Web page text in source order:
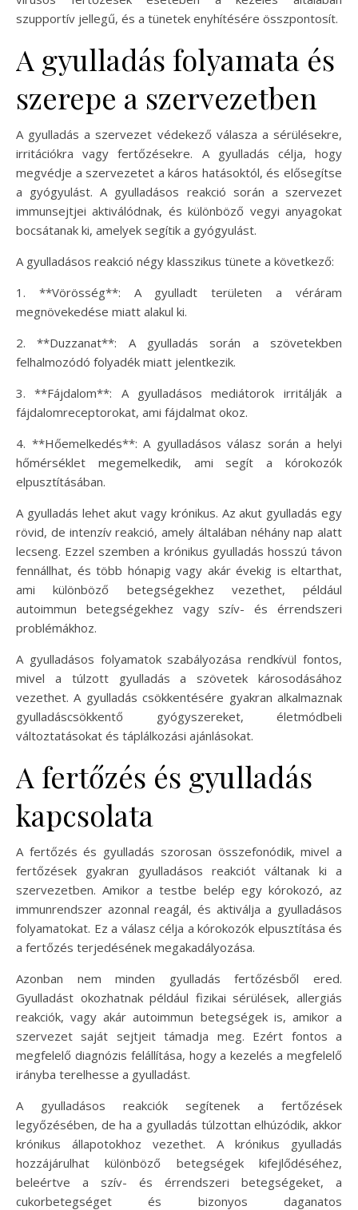
szupportív jellegű, és a tünetek enyhítésére összpontosít.
A gyulladás folyamata és
szerepe a szervezetben
A gyulladás a szervezet védekező válasza a sérülésekre,
irritációkra vagy fertőzésekre. A gyulladás célja, hogy
megvédje a szervezetet a káros hatásoktól, és elősegítse
a gyógyulást. A gyulladásos reakció során a szervezet
immunsejtjei aktiválódnak, és különböző vegyi anyagokat
bocsátanak ki, amelyek segítik a gyógyulást.
A gyulladásos reakció négy klasszikus tünete a következő:
1. **Vörösség**: A gyulladt területen a véráram
megnövekedése miatt alakul ki.
2. **Duzzanat**: A gyulladás során a szövetekben
felhalmozódó folyadék miatt jelentkezik.
3. **Fájdalom**: A gyulladásos mediátorok irritálják a
fájdalomreceptorokat, ami fájdalmat okoz.
4. **Hőemelkedés**: A gyulladásos válasz során a helyi
hőmérséklet megemelkedik, ami segít a kórokozók
elpusztításában.
A gyulladás lehet akut vagy krónikus. Az akut gyulladás egy
rövid, de intenzív reakció, amely általában néhány nap alatt
lecseng. Ezzel szemben a krónikus gyulladás hosszú távon
fennállhat, és több hónapig vagy akár évekig is eltarthat,
ami különböző betegségekhez vezethet, például
autoimmun betegségekhez vagy szív- és érrendszeri
problémákhoz.
A gyulladásos folyamatok szabályozása rendkívül fontos,
mivel a túlzott gyulladás a szövetek károsodásához
vezethet. A gyulladás csökkentésére gyakran alkalmaznak
gyulladáscsökkentő gyógyszereket, életmódbeli
változtatásokat és táplálkozási ajánlásokat.
A fertőzés és gyulladás
kapcsolata
A fertőzés és gyulladás szorosan összefonódik, mivel a
fertőzések gyakran gyulladásos reakciót váltanak ki a
szervezetben. Amikor a testbe belép egy kórokozó, az
immunrendszer azonnal reagál, és aktiválja a gyulladásos
folyamatokat. Ez a válasz célja a kórokozók elpusztítása és
a fertőzés terjedésének megakadályozása.
Azonban nem minden gyulladás fertőzésből ered.
Gyulladást okozhatnak például fizikai sérülések, allergiás
reakciók, vagy akár autoimmun betegségek is, amikor a
szervezet saját sejtjeit támadja meg. Ezért fontos a
megfelelő diagnózis felállítása, hogy a kezelés a megfelelő
irányba terelhesse a gyulladást.
A gyulladásos reakciók segítenek a fertőzések
legyőzésében, de ha a gyulladás túlzottan elhúzódik, akkor
krónikus állapotokhoz vezethet. A krónikus gyulladás
hozzájárulhat különböző betegségek kifejlődéséhez,
beleértve a szív- és érrendszeri betegségeket, a
cukorbetegséget és bizonyos daganatos